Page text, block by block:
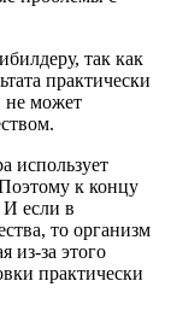
так как
практически
не может
использует
к концу
И если в
то организм
из-за этого
практически